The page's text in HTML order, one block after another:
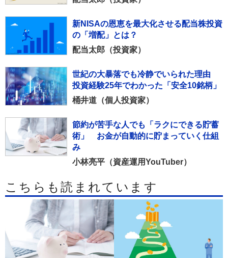
新NISAの恩恵を最大化させる配当株投資
の「増配」とは？
配当太郎（投資家）
世紀の大暴落でも冷静でいられた理由
投資経験25年でわかった「安全10銘柄」
桶井道（個人投資家）
節約が苦手な人でも「ラクにできる貯蓄
術」 お金が自動的に貯まっていく仕組
み
小林亮平（資産運用YouTuber）
こちらも読まれています